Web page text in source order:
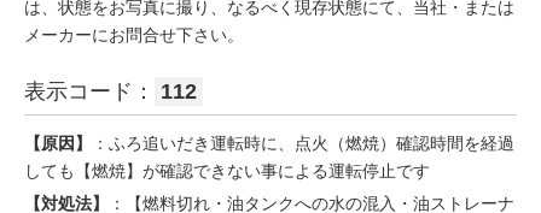
は、状態をお写真に撮り、なるべく現存状態にて、当社・または
メーカーにお問合せ下さい。
表示コード： 112
【原因】
：ふろ追いだき運転時に、点火（燃焼）確認時間を経過
しても【燃焼】が確認できない事による運転停止です
【対処法】
：【燃料切れ・油タンクへの水の混入・油ストレーナ